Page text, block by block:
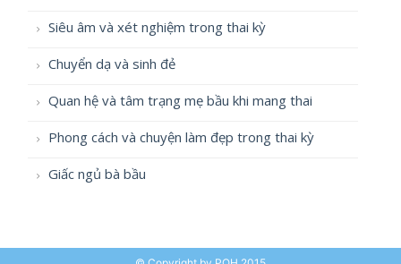
Siêu âm và xét nghiệm trong thai kỳ
Chuyển dạ và sinh đẻ
Quan hệ và tâm trạng mẹ bầu khi mang thai
Phong cách và chuyện làm đẹp trong thai kỳ
Giấc ngủ bà bầu